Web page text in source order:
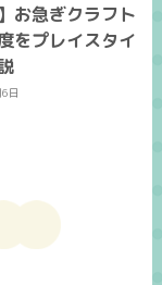
お急ぎクラフト
をプレイスタイ
日